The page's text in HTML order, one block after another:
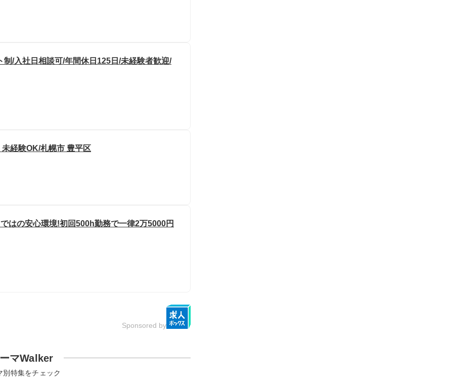
/入社日相談可/年間休日125日/未経験者歓迎/
経験OK/札幌市 豊平区
はの安心環境!初回500h勤務で一律2万5000円
Sponsored by
マWalker
別特集をチェック